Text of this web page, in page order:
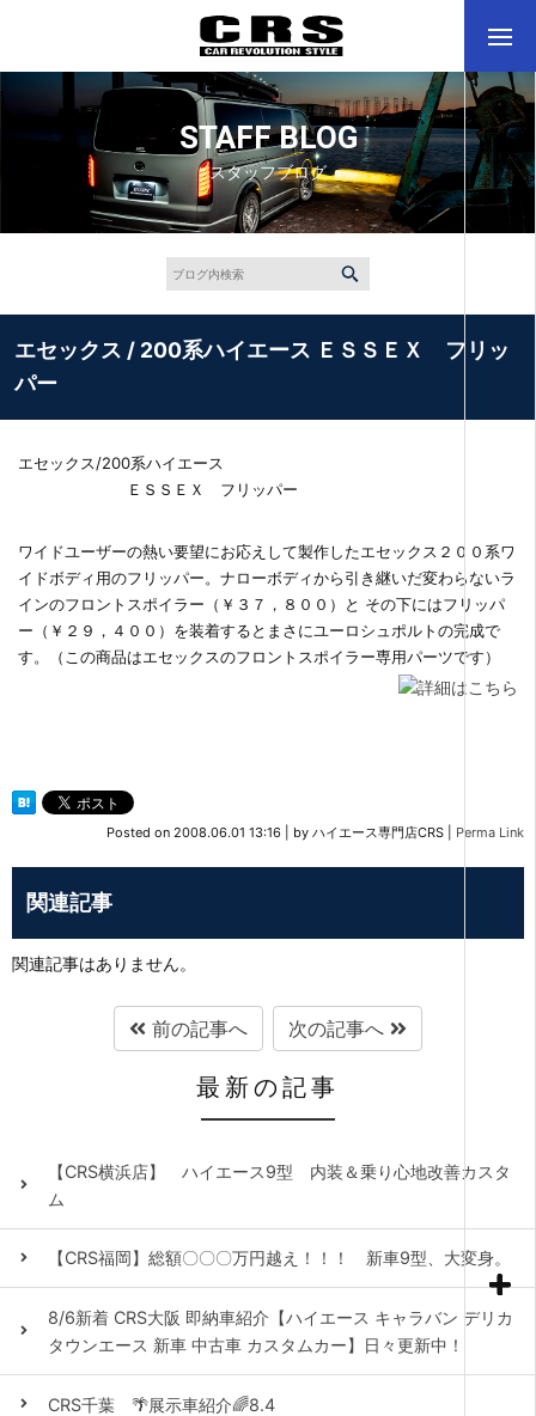
STAFF BLOG
スタッフブログ
エセックス / 200系ハイエース ＥＳＳＥＸ フリッ
パー
エセックス/200系ハイエース
ＥＳＳＥＸ フリッパー
ワイドユーザーの熱い要望にお応えして製作したエセックス２００系ワ
イドボディ用のフリッパー。ナローボディから引き継いだ変わらないラ
インのフロントスポイラー（￥３７，８００）と その下にはフリッパ
ー（￥２９，４００）を装着するとまさにユーロシュポルトの完成で
す。（この商品はエセックスのフロントスポイラー専用パーツです）
Posted on 2008.06.01 13:16 by ハイエース専門店CRS Perma Link
関連記事
関連記事はありません。
前の記事へ 次の記事へ
最新の記事
【CRS横浜店】 ハイエース9型 内装＆乗り心地改善カスタ
ム
【CRS福岡】総額〇〇〇万円越え！！！ 新車9型、大変身。
8/6新着 CRS大阪 即納車紹介【ハイエース キャラバン デリカ
タウンエース 新車 中古車 カスタムカー】日々更新中！
CRS千葉 🌴展示車紹介🌈8.4